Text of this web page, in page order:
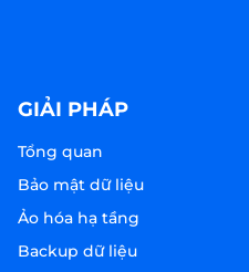
GIẢI PHÁP
Tổng quan
Bảo mật dữ liệu
Ảo hóa hạ tầng
Backup dữ liệu